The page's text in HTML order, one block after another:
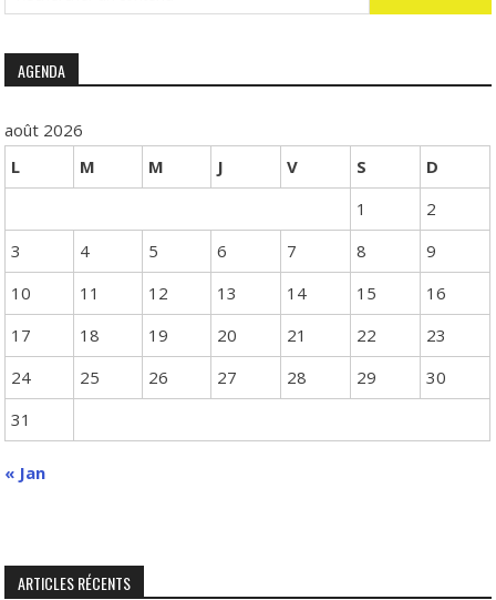
for:
AGENDA
août 2026
L
M M J V S
D
1
2
3
4 5 6 7 8
9
10
11 12 13 14 15
16
17
18 19 20 21 22
23
24
25 26 27 28 29
30
31
« Jan
ARTICLES RÉCENTS